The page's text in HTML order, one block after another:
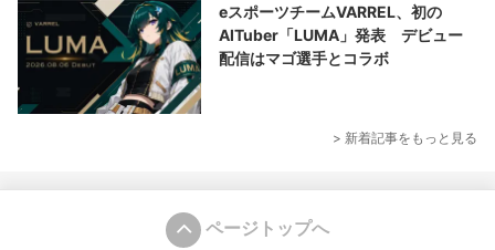
eスポーツチームVARREL、初の
AITuber「LUMA」発表 デビュー
配信はマゴ選手とコラボ
> 新着記事をもっと見る
ページトップへ